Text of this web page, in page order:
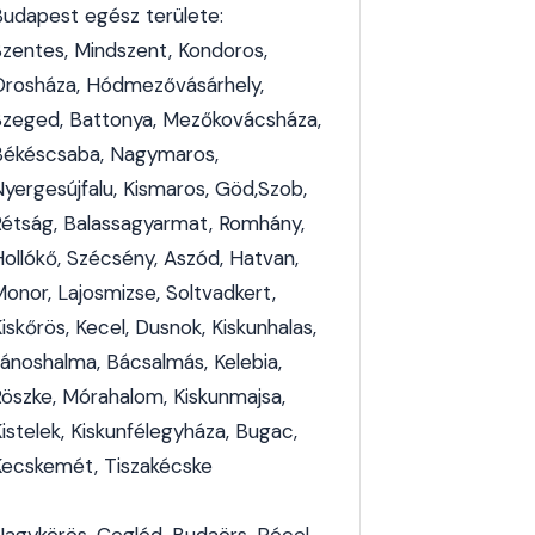
egész területe:
Mindszent, Kondoros,
Hódmezővásárhely,
Battonya, Mezőkovácsháza,
Nagymaros,
Kismaros, Göd,Szob,
Balassagyarmat, Romhány,
Szécsény, Aszód, Hatvan,
Lajosmizse, Soltvadkert,
Kecel, Dusnok, Kiskunhalas,
Bácsalmás, Kelebia,
Mórahalom, Kiskunmajsa,
Kiskunfélegyháza, Bugac,
Tiszakécske